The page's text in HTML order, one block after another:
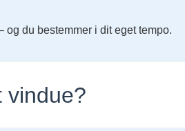
og du bestemmer i dit eget tempo.
vindue?